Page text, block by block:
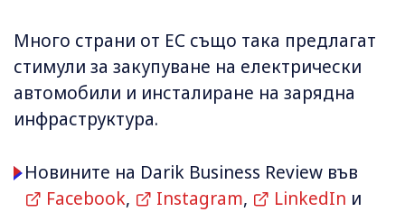
Много страни от ЕС също така предлагат
стимули за закупуване на електрически
автомобили и инсталиране на зарядна
инфраструктура.
Новините на Darik Business Review във
Facebook, Instagram, LinkedIn и